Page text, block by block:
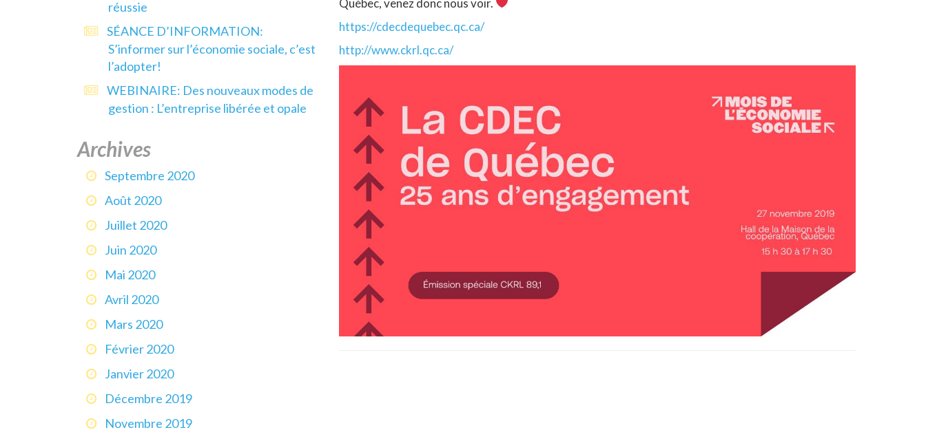
Québec, venez donc nous voir.
https://cdecdequebec.qc.ca/
http://www.ckrl.qc.ca/
réussie
SÉANCE D’INFORMATION:
S’informer sur l’économie sociale, c’est
l’adopter!
WEBINAIRE: Des nouveaux modes de
gestion : L’entreprise libérée et opale
Archives
Septembre 2020
Août 2020
Juillet 2020
Juin 2020
Mai 2020
Avril 2020
Mars 2020
Février 2020
Janvier 2020
Décembre 2019
Novembre 2019